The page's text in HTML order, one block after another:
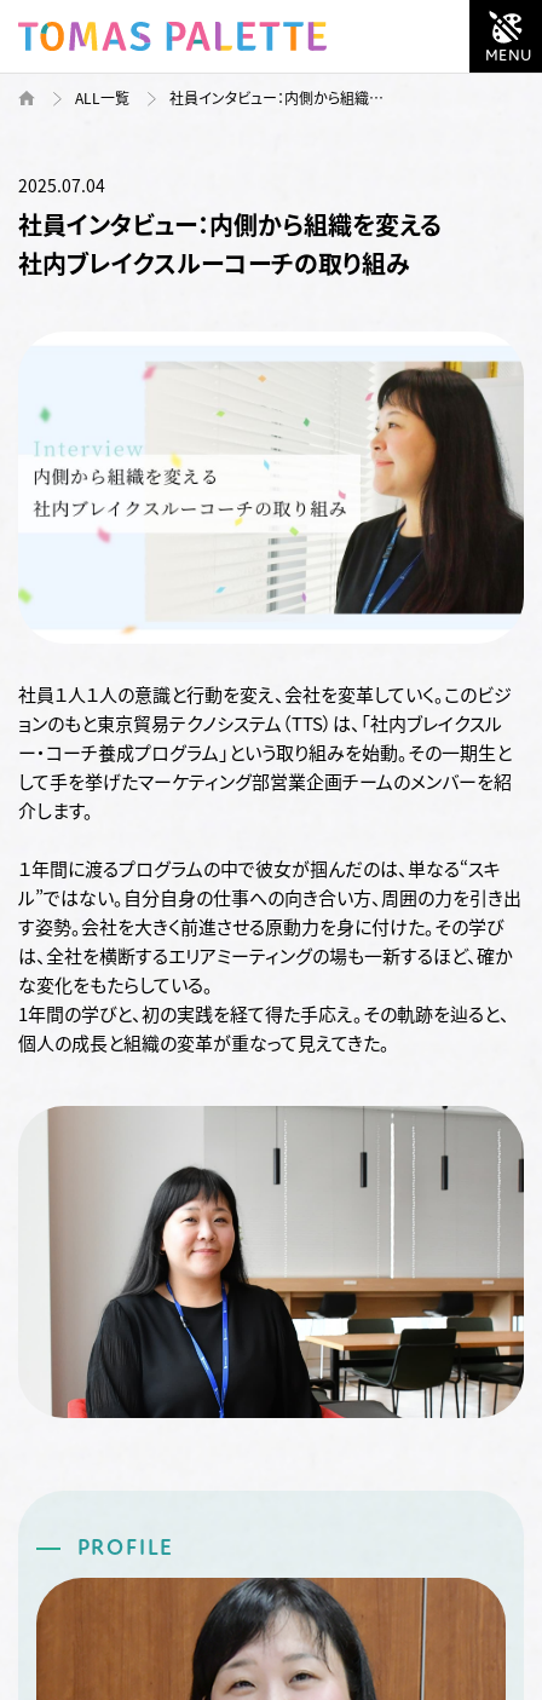
ALL一覧 社員インタビュー：内側から組織…
2025.07.04
社員インタビュー：内側から組織を変える
社内ブレイクスルーコーチの取り組み
社員１人１人の意識と行動を変え、会社を変革していく。このビジ
ョンのもと東京貿易テクノシステム（TTS）は、「社内ブレイクスル
ー・コーチ養成プログラム」という取り組みを始動。その一期生と
して手を挙げたマーケティング部営業企画チームのメンバーを紹
介します。
１年間に渡るプログラムの中で彼女が掴んだのは、単なる“スキ
ル”ではない。自分自身の仕事への向き合い方、周囲の力を引き出
す姿勢。会社を大きく前進させる原動力を身に付けた。その学び
は、全社を横断するエリアミーティングの場も一新するほど、確か
な変化をもたらしている。
1年間の学びと、初の実践を経て得た手応え。その軌跡を辿ると、
個人の成長と組織の変革が重なって見えてきた。
PROFILE